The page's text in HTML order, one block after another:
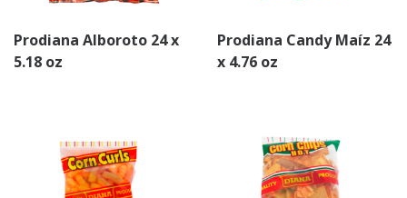
Prodiana Alboroto 24 x
5.18 oz
Prodiana Candy Maíz 24
x 4.76 oz